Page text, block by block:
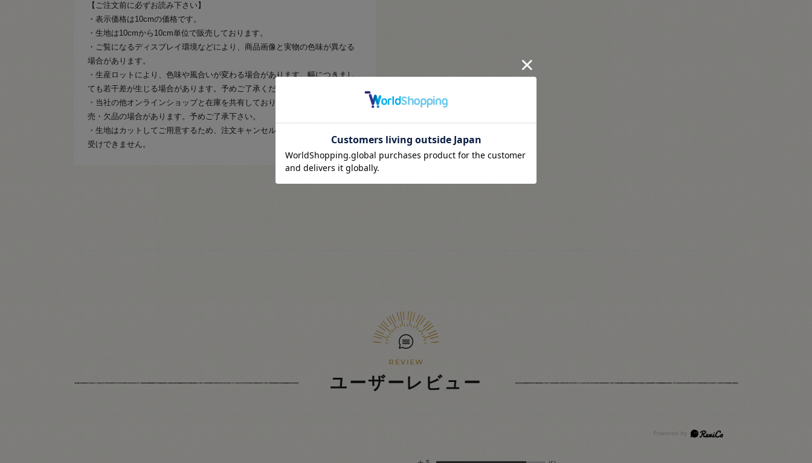
【ご注文前に必ずお読み下さい】
・表示価格は10cmの価格です。
・生地は10cmから10cm単位で販売しております。
・ご覧になるディスプレイ環境などにより、商品画像と実物の色味が異なる
場合があります。
・生産ロットにより、色味や風合いが変わる場合があります。幅につきまし
ても若干差が生じる場合があります。予めご了承くださいませ。
・当社の他オンラインショップと在庫を共有しており、注文が確定しても完
売・欠品の場合があります。予めご了承下さい。
・生地はカットしてご用意するため、注文キャンセル・数量変更・返品がお
受けできません。
ユーザーレビュー